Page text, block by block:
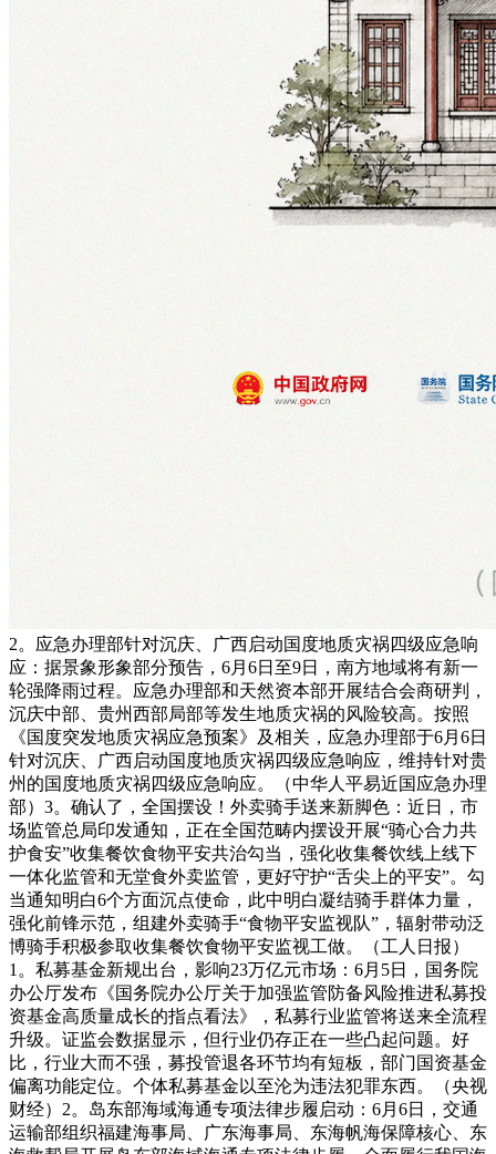
2。应急办理部针对沉庆、广西启动国度地质灾祸四级应急响
应：据景象形象部分预告，6月6日至9日，南方地域将有新一
轮强降雨过程。应急办理部和天然资本部开展结合会商研判，
沉庆中部、贵州西部局部等发生地质灾祸的风险较高。按照
《国度突发地质灾祸应急预案》及相关，应急办理部于6月6日
针对沉庆、广西启动国度地质灾祸四级应急响应，维持针对贵
州的国度地质灾祸四级应急响应。（中华人平易近国应急办理
部）3。确认了，全国摆设！外卖骑手送来新脚色：近日，市
场监管总局印发通知，正在全国范畴内摆设开展“骑心合力共
护食安”收集餐饮食物平安共治勾当，强化收集餐饮线上线下
一体化监管和无堂食外卖监管，更好守护“舌尖上的平安”。勾
当通知明白6个方面沉点使命，此中明白凝结骑手群体力量，
强化前锋示范，组建外卖骑手“食物平安监视队”，辐射带动泛
博骑手积极参取收集餐饮食物平安监视工做。（工人日报）
1。私募基金新规出台，影响23万亿元市场：6月5日，国务院
办公厅发布《国务院办公厅关于加强监管防备风险推进私募投
资基金高质量成长的指点看法》，私募行业监管将送来全流程
升级。证监会数据显示，但行业仍存正在一些凸起问题。好
比，行业大而不强，募投管退各环节均有短板，部门国资基金
偏离功能定位。个体私募基金以至沦为违法犯罪东西。（央视
财经）2。岛东部海域海通专项法律步履启动：6月6日，交通
运输部组织福建海事局、广东海事局、东海帆海保障核心、东